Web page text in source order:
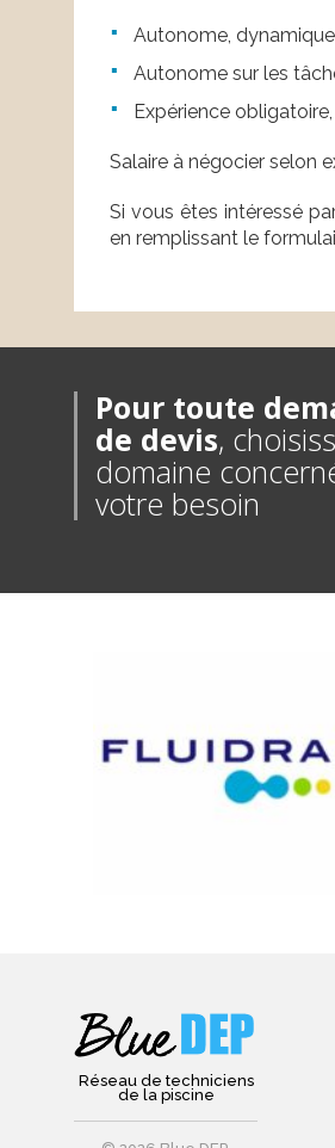
Autonome,
Autonome sur les
Expérience
Salaire à négocier selon
Si vous êtes intéressé
en remplissant le
Pour toute
de devis,
domaine
votre besoin
Réseau de techniciens
de la piscine